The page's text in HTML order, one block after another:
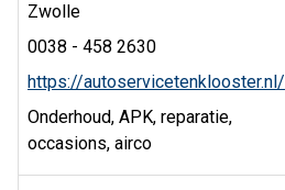
Zwolle
0038 - 458 2630
https://autoservicetenklooster.nl/
Onderhoud, APK, reparatie,
occasions, airco